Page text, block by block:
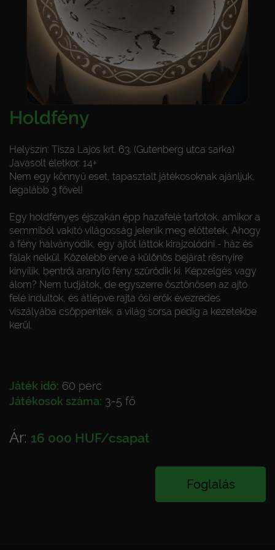
Holdfény
Helyszín: Tisza Lajos krt. 63. (Gutenberg utca sarka)
Javasolt életkor: 14+
Nem egy könnyű eset, tapasztalt játékosoknak ajánljuk,
legalább 3 fővel!
Egy holdfényes éjszakán épp hazafelé tartotok, amikor a
semmiből vakító világosság jelenik meg előttetek. Ahogy
a fény halványodik, egy ajtót láttok kirajzolódni - ház és
falak nélkül. Közelebb érve a különös bejárat résnyire
kinyílik, bentről aranyló fény szűrődik ki. Képzelgés vagy
álom? Nem tudjátok, de egyszerre ösztönösen az ajtó
felé indultok, és átlépve rajta ősi erők évezredes
viszályába csöppentek, a világ sorsa pedig a kezetekbe
kerül.
Játék idő: 60 perc
Játékosok száma: 3-5 fő
Ár: 16 000 HUF/csapat
Foglalás